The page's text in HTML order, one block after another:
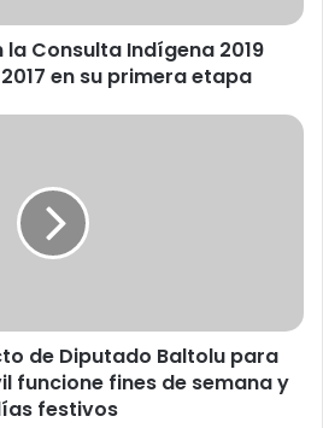
Consulta Indígena 2019
en su primera etapa
de Diputado Baltolu para
funcione fines de semana y
festivos